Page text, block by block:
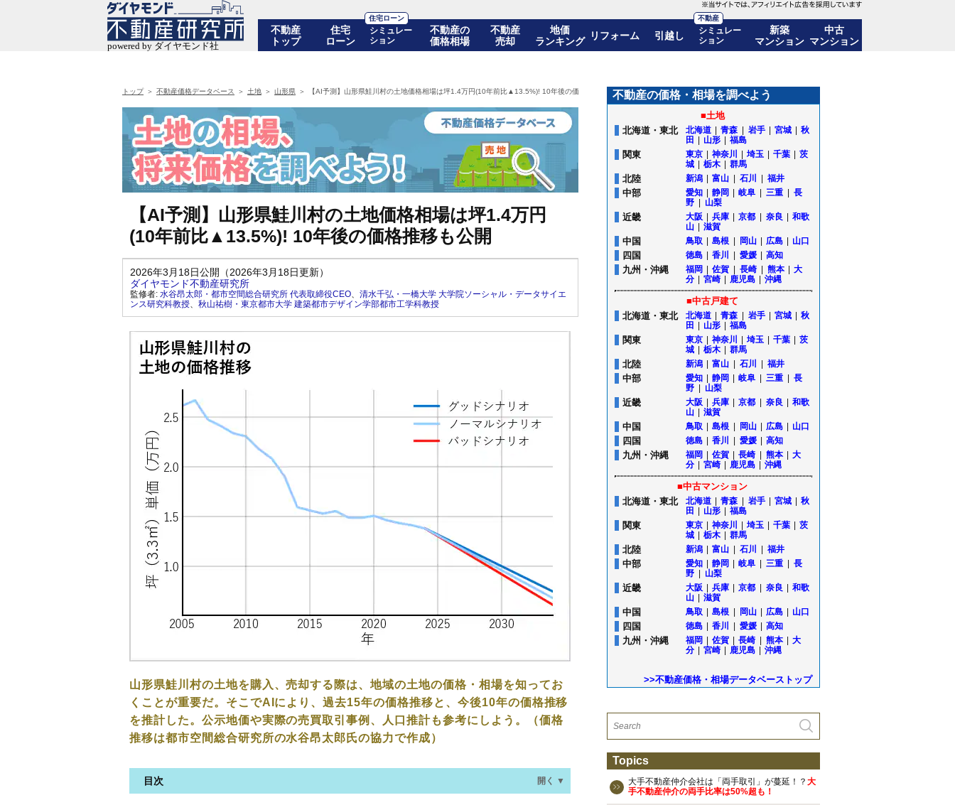
不動産
トップ
住宅
ローン
住宅ローン
シミュレー
ション
不動産の
価格相場
不動産
売却
地価
ランキング
リフォーム 引越し
不動産
シミュレー
ション
新築
マンション
中古
マンション
トップ 不動産価格データベース 土地 山形県 【AI予測】山形県鮭川村の土地価格相場は坪1.4万円(10年前比▲13.5%)! 10年後の価格推移も公開
【AI予測】山形県鮭川村の土地価格相場は坪1.4万円
(10年前比▲13.5%)! 10年後の価格推移も公開
2026年3月18日公開（2026年3月18日更新）
ダイヤモンド不動産研究所
監修者: 水谷昂太郎・都市空間総合研究所 代表取締役CEO、 清水千弘・一橋大学 大学院ソーシャル・データサイエ
ンス研究科教授、 秋山祐樹・東京都市大学 建築都市デザイン学部都市工学科教授
山形県鮭川村の土地を購入、売却する際は、地域の土地の価格・相場を知ってお
くことが重要だ。そこでAIにより、過去15年の価格推移と、今後10年の価格推移
を推計した。公示地価や実際の売買取引事例、人口推計も参考にしよう。（価格
推移は都市空間総合研究所の水谷昂太郎氏の協力で作成）
目次 開く ▼
不動産の価格・相場を調べよう
■土地
北海道・東北
北海道 青森 岩手 宮城
秋
田
山形 福島
関東 東京 神奈川 埼玉 千葉
茨
城
栃木 群馬
北陸 新潟 富山 石川 福井
中部 愛知 静岡 岐阜 三重
長
野
山梨
近畿 大阪 兵庫 京都 奈良
和歌
山
滋賀
中国 鳥取 島根 岡山 広島 山口
四国 徳島 香川 愛媛 高知
九州・沖縄 福岡 佐賀 長崎 熊本
大
分
宮崎 鹿児島 沖縄
■中古戸建て
北海道・東北
北海道 青森 岩手 宮城
秋
田
山形 福島
関東 東京 神奈川 埼玉 千葉
茨
城
栃木 群馬
北陸 新潟 富山 石川 福井
中部 愛知 静岡 岐阜 三重
長
野
山梨
近畿 大阪 兵庫 京都 奈良
和歌
山
滋賀
中国 鳥取 島根 岡山 広島 山口
四国 徳島 香川 愛媛 高知
九州・沖縄 福岡 佐賀 長崎 熊本
大
分
宮崎 鹿児島 沖縄
■中古マンション
北海道・東北
北海道 青森 岩手 宮城
秋
田
山形 福島
関東 東京 神奈川 埼玉 千葉
茨
城
栃木 群馬
北陸 新潟 富山 石川 福井
中部 愛知 静岡 岐阜 三重
長
野
山梨
近畿 大阪 兵庫 京都 奈良
和歌
山
滋賀
中国 鳥取 島根 岡山 広島 山口
四国 徳島 香川 愛媛 高知
九州・沖縄 福岡 佐賀 長崎 熊本
大
分
宮崎 鹿児島 沖縄
>>不動産価格・相場データベーストップ
Topics
大手不動産仲介会社は「両手取引」が蔓延！？ 大
手不動産仲介の両手比率は50%超も！